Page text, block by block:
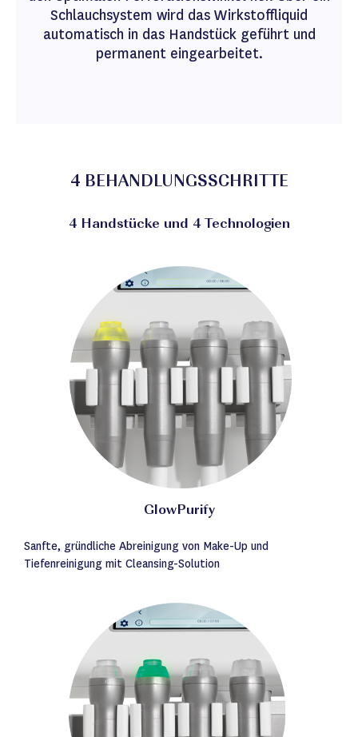
Schlauchsystem wird das Wirkstoffliquid
automatisch in das Handstück geführt und
permanent eingearbeitet.
4 BEHANDLUNGSSCHRITTE
4 Handstücke und 4 Technologien
GlowPurify
Sanfte, gründliche Abreinigung von Make-Up und
Tiefenreinigung mit Cleansing-Solution